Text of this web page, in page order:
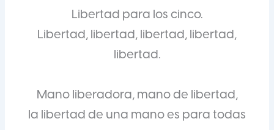
Libertad para los cinco.
Libertad, libertad, libertad, libertad,
libertad.
Mano liberadora, mano de libertad,
la libertad de una mano es para todas